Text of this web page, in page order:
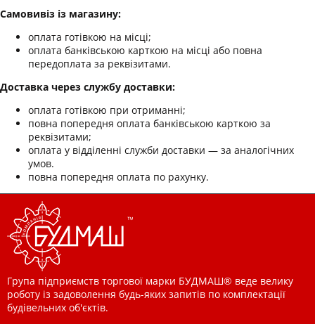
Самовивіз із магазину:
оплата готівкою на місці;
оплата банківською карткою на місці або повна
передоплата за реквізитами.
Доставка через службу доставки:
оплата готівкою при отриманні;
повна попередня оплата банківською карткою за
реквізитами;
оплата у відділенні служби доставки — за аналогічних
умов.
повна попередня оплата по рахунку.
Група підприємств торгової марки БУДМАШ® веде велику
роботу із задоволення будь-яких запитів по комплектації
будівельних об'єктів.